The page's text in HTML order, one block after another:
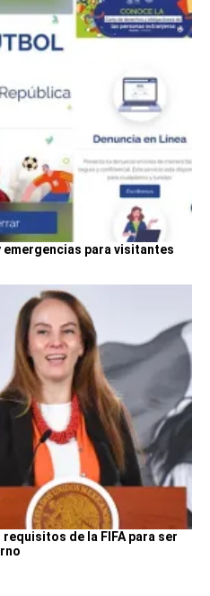
emergencias para visitantes
de la FIFA para ser